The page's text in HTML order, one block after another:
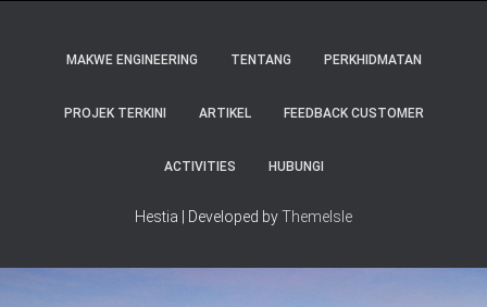
MAKWE ENGINEERING TENTANG PERKHIDMATAN
PROJEK TERKINI ARTIKEL FEEDBACK CUSTOMER
ACTIVITIES HUBUNGI
Hestia | Developed byThemeIsle